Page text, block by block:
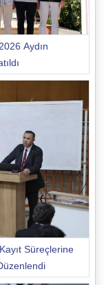
Aydın
Süreçlerine